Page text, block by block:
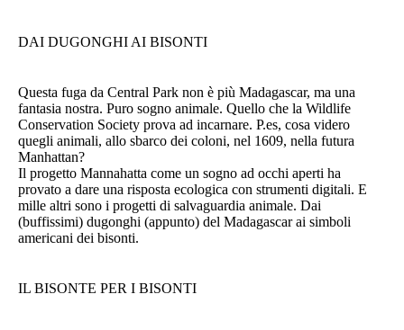
DAI DUGONGHI AI BISONTI
Questa fuga da Central Park non è più Madagascar, ma una
fantasia nostra. Puro sogno animale. Quello che la Wildlife
Conservation Society prova ad incarnare. P.es, cosa videro
quegli animali, allo sbarco dei coloni, nel 1609, nella futura
Manhattan?
Il progetto Mannahatta come un sogno ad occhi aperti ha
provato a dare una risposta ecologica con strumenti digitali. E
mille altri sono i progetti di salvaguardia animale. Dai
(buffissimi) dugonghi (appunto) del Madagascar ai simboli
americani dei bisonti.
IL BISONTE PER I BISONTI